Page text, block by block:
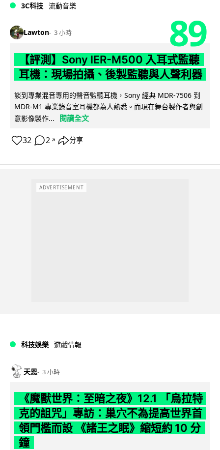
3C科技 流動音樂
Lawton 3 小時 89
【評測】Sony IER-M500 入耳式監聽
耳機：現場拍攝、後製監聽與人聲利器
談到專業混音專用的聲音監聽耳機，Sony 經典 MDR-7506 到
MDR-M1 專業錄音室耳機都為人熟悉。而現在舞台製作者與創
意影像製作...
閱讀全文
32 2 ↗ 分享
ADVERTISEMENT
科技娛樂 遊戲情報
天恩 3 小時
《魔獸世界：至暗之夜》12.1 「烏拉特
克的詛咒」專訪：巢穴不為提高世界首
領門檻而設 《諸王之眠》縮短約 10 分
鐘